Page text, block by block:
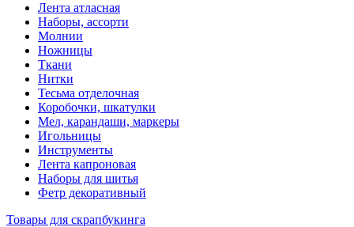
Лента атласная
Наборы, ассорти
Молнии
Ножницы
Ткани
Нитки
Тесьма отделочная
Коробочки, шкатулки
Мел, карандаши, маркеры
Игольницы
Инструменты
Лента капроновая
Наборы для шитья
Фетр декоративный
Товары для скрапбукинга